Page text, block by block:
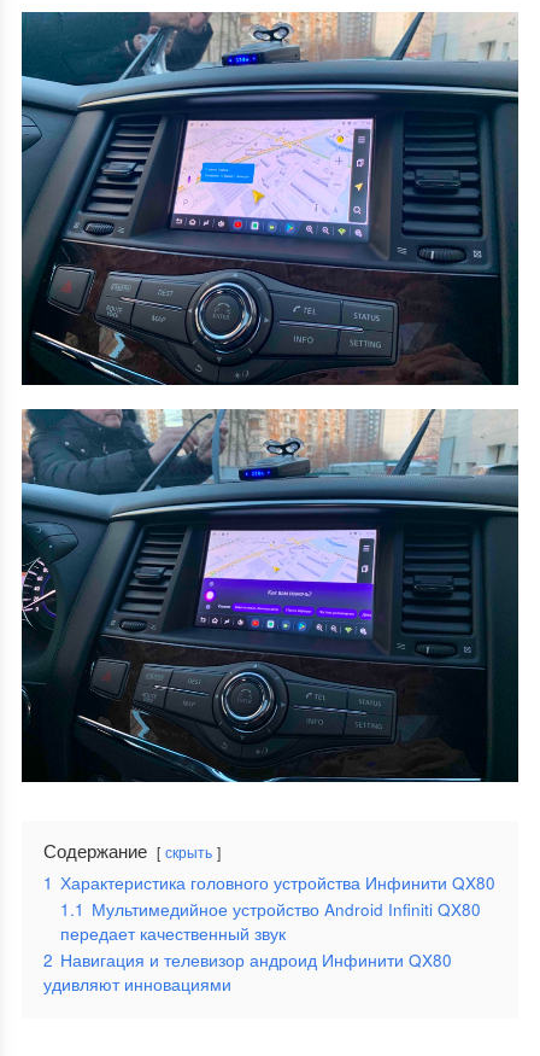
Содержание скрыть
1 Характеристика головного устройства Инфинити QX80
1.1 Мультимедийное устройство Android Infiniti QX80
передает качественный звук
2 Навигация и телевизор андроид Инфинити QX80
удивляют инновациями